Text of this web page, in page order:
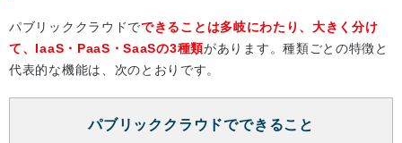
パブリッククラウドでできることは多岐にわたり、大きく分け
て、IaaS・PaaS・SaaSの3種類があります。種類ごとの特徴と
代表的な機能は、次のとおりです。
パブリッククラウドでできること